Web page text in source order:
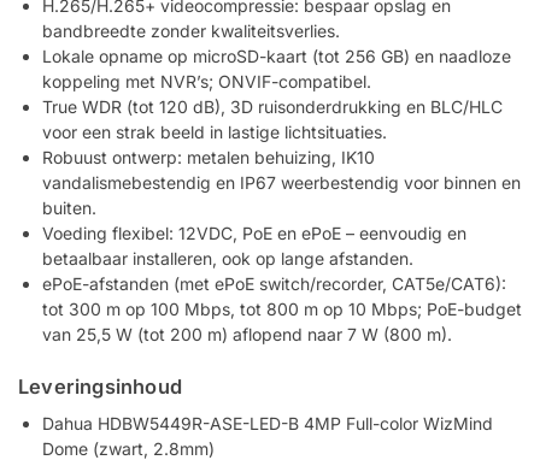
H.265/H.265+ videocompressie: bespaar opslag en
bandbreedte zonder kwaliteitsverlies.
Lokale opname op microSD-kaart (tot 256 GB) en naadloze
koppeling met NVR’s; ONVIF-compatibel.
True WDR (tot 120 dB), 3D ruisonderdrukking en BLC/HLC
voor een strak beeld in lastige lichtsituaties.
Robuust ontwerp: metalen behuizing, IK10
vandalismebestendig en IP67 weerbestendig voor binnen en
buiten.
Voeding flexibel: 12VDC, PoE en ePoE – eenvoudig en
betaalbaar installeren, ook op lange afstanden.
ePoE-afstanden (met ePoE switch/recorder, CAT5e/CAT6):
tot 300 m op 100 Mbps, tot 800 m op 10 Mbps; PoE-budget
van 25,5 W (tot 200 m) aflopend naar 7 W (800 m).
Leveringsinhoud
Dahua HDBW5449R-ASE-LED-B 4MP Full-color WizMind
Dome (zwart, 2.8mm)